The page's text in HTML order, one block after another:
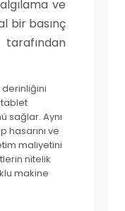
ve
bir basınç
sağlar. Aynı
hasarını ve
maliyetini
nitelik
makine